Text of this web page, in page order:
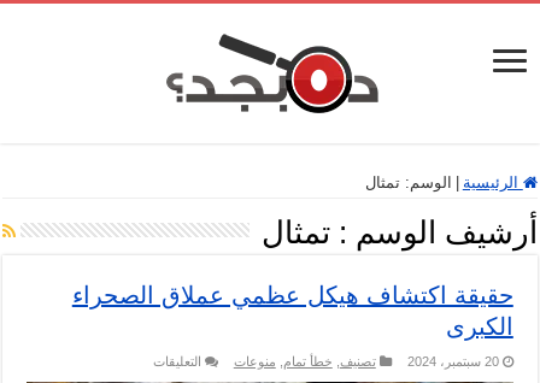
الرئيسية الوسم:تمثال
أرشيف الوسم :تمثال
حقيقة اكتشاف هيكل عظمي عملاق الصحراء
الكبرى
20 سبتمبر، 2024 تصنيف خطأ تمام منوعات التعليقات